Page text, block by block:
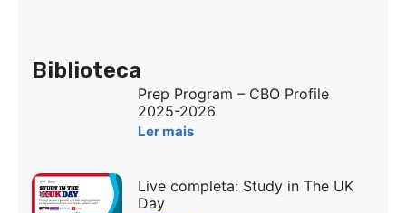
Biblioteca
Prep Program – CBO Profile
2025-2026
Ler mais
Live completa: Study in The UK
Day